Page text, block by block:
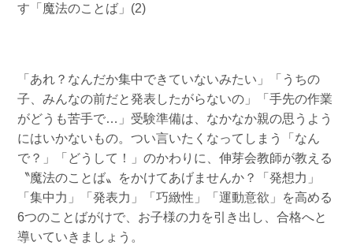
す「魔法のことば」(2)
「あれ？なんだか集中できていないみたい」「うちの
子、みんなの前だと発表したがらないの」「手先の作業
がどうも苦手で…」受験準備は、なかなか親の思うよう
にはいかないもの。つい言いたくなってしまう「なん
で？」「どうして！」のかわりに、伸芽会教師が教える
〝魔法のことば〟をかけてあげませんか？「発想力」
「集中力」「発表力」「巧緻性」「運動意欲」を高める
6つのことばがけで、お子様の力を引き出し、合格へと
導いていきましょう。